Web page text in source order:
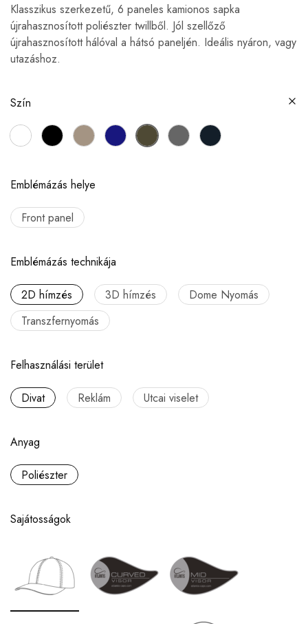
Klasszikus szerkezetű, 6 paneles kamionos sapka
újrahasznosított poliészter twillből. Jól szellőző
újrahasznosított hálóval a hátsó paneljén. Ideális nyáron, vagy
utazáshoz.
Szín
Emblémázás helye
Front panel
Emblémázás technikája
2D hímzés 3D hímzés
Dome Nyomás
Transzfernyomás
Felhasználási terület
Divat Reklám Utcai viselet
Anyag
Poliészter
Sajátosságok